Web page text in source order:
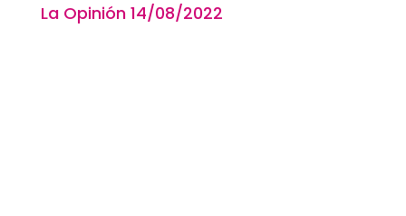
La Opinión 14/08/2022